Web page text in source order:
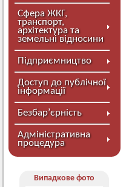
Сфера ЖКГ,
транспорт,
архітектура та
земельні відносини
Підприємництво
Доступ до публічної
інформації
Безбар’єрність
Адміністративна
процедура
Випадкове фото